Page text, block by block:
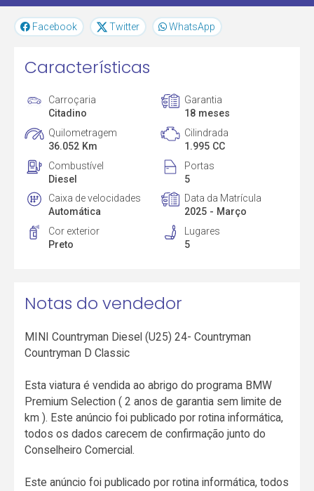
Facebook Twitter WhatsApp
Características
Carroçaria
Citadino
Garantia
18 meses
Quilometragem
36.052 Km
Cilindrada
1.995 CC
Combustível
Diesel
Portas
5
Caixa de velocidades
Automática
Data da Matrícula
2025 - Março
Cor exterior
Preto
Lugares
5
Notas do vendedor
MINI Countryman Diesel (U25) 24- Countryman
Countryman D Classic
Esta viatura é vendida ao abrigo do programa BMW
Premium Selection ( 2 anos de garantia sem limite de
km ). Este anúncio foi publicado por rotina informática,
todos os dados carecem de confirmação junto do
Conselheiro Comercial.
Este anúncio foi publicado por rotina informática, todos